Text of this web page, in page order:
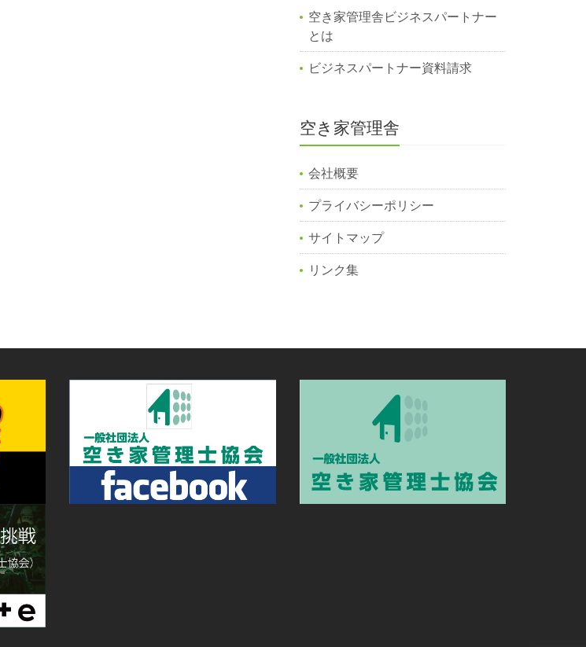
空き家管理舎ビジネスパートナー
とは
ビジネスパートナー資料請求
空き家管理舎
会社概要
プライバシーポリシー
サイトマップ
リンク集